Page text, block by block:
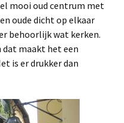
mooi oud centrum met
oude dicht op elkaar
behoorlijk wat kerken.
dat maakt het een
is er drukker dan